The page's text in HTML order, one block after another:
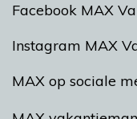
Facebook MAX
Instagram MAX
MAX op sociale